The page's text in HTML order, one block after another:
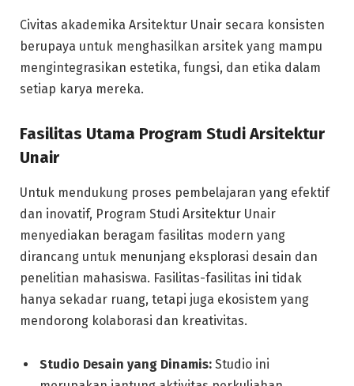
Civitas akademika Arsitektur Unair secara konsisten
berupaya untuk menghasilkan arsitek yang mampu
mengintegrasikan estetika, fungsi, dan etika dalam
setiap karya mereka.
Fasilitas Utama Program Studi Arsitektur
Unair
Untuk mendukung proses pembelajaran yang efektif
dan inovatif, Program Studi Arsitektur Unair
menyediakan beragam fasilitas modern yang
dirancang untuk menunjang eksplorasi desain dan
penelitian mahasiswa. Fasilitas-fasilitas ini tidak
hanya sekadar ruang, tetapi juga ekosistem yang
mendorong kolaborasi dan kreativitas.
Studio Desain yang Dinamis: Studio ini